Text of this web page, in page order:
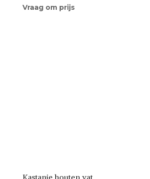
Vraag om prijs